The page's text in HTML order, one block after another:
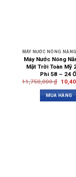
Máy Nước Nóng
Mặt Trời Toàn Mỹ
Phi 58 – 24
11,750,000₫
MUA HÀNG